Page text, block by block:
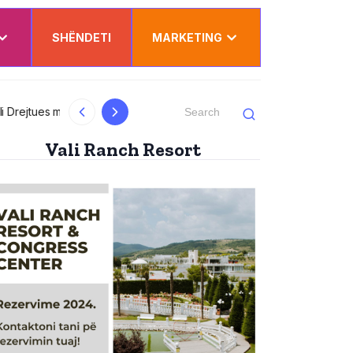
SHËNDETI MARKETING
Kurti uron Dua Lipën për “Sunny Hill”:
Vali Ranch Resort